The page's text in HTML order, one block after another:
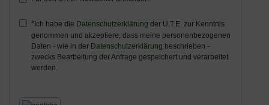
Ich habe die Datenschutzerklärung der U.T.E. zur Kenntnis
genommen und akzeptiere, dass meine personenbezogenen
Daten - wie in der Datenschutzerklärung beschrieben -
zwecks Bearbeitung der Anfrage gespeichert und verarbeitet
werden.